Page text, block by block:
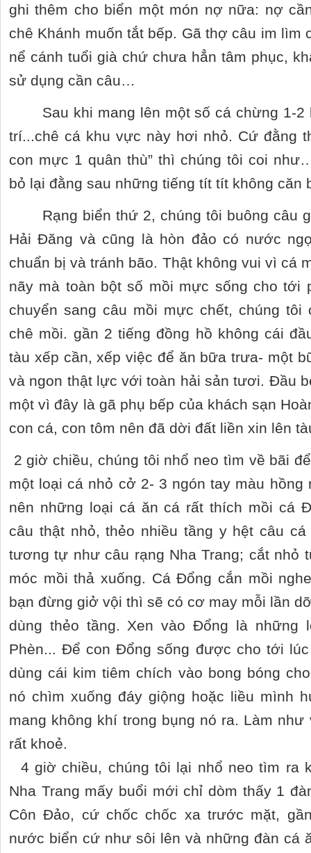
ghi thêm cho biển một món nợ nữa: nợ
chê Khánh muốn tắt bếp. Gã thợ câu im lìm
nể cánh tuổi già chứ chưa hẳn tâm phục,
sử dụng cần câu…
Sau khi mang lên một số cá chừng 1-
trí...chê cá khu vực này hơi nhỏ. Cứ đằng
con mực 1 quân thù” thì chúng tôi coi
bỏ lại đằng sau những tiếng tít tít không căn
Rạng biển thứ 2, chúng tôi buông câu
Hải Đăng và cũng là hòn đảo có nước
chuẩn bị và tránh bão. Thật không vui vì cá
nãy mà toàn bột số mồi mực sống cho tới
chuyển sang câu mồi mực chết, chúng
chê mồi. gần 2 tiếng đồng hồ không cái
tàu xếp cần, xếp việc để ăn bữa trưa- một
và ngon thật lực với toàn hải sản tươi. Đầu
một vì đây là gã phụ bếp của khách sạn
con cá, con tôm nên đã dời đất liền xin lên
2 giờ chiều, chúng tôi nhổ neo tìm về bãi
một loại cá nhỏ cở 2- 3 ngón tay màu hồng
nên những loại cá ăn cá rất thích mồi cá
câu thật nhỏ, thẻo nhiều tầng y hệt câu
tương tự như câu rạng Nha Trang; cắt nhỏ
móc mồi thả xuống. Cá Đổng cắn mồi
bạn đừng giở vội thì sẽ có cơ may mỗi lần
dùng thẻo tầng. Xen vào Đổng là những
Phèn... Để con Đổng sống được cho tới
dùng cái kim tiêm chích vào bong bóng
nó chìm xuống đáy giộng hoặc liều mình
mang không khí trong bụng nó ra. Làm
rất khoẻ.
4 giờ chiều, chúng tôi lại nhổ neo tìm ra
Nha Trang mấy buổi mới chỉ dòm thấy 1
Côn Đảo, cứ chốc chốc xa trước mặt,
nước biển cứ như sôi lên và những đàn cá